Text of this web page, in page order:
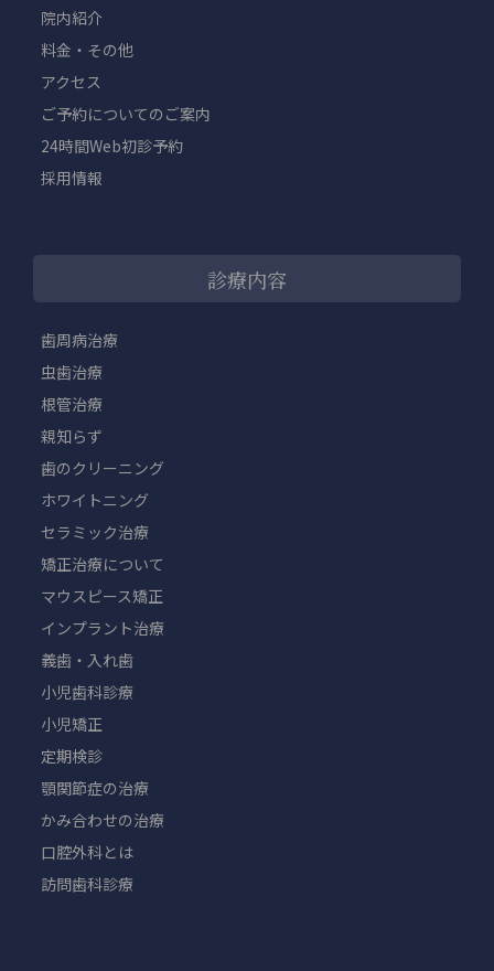
院内紹介
料金・その他
アクセス
ご予約についてのご案内
24時間Web初診予約
採用情報
診療内容
歯周病治療
虫歯治療
根管治療
親知らず
歯のクリーニング
ホワイトニング
セラミック治療
矯正治療について
マウスピース矯正
インプラント治療
義歯・入れ歯
小児歯科診療
小児矯正
定期検診
顎関節症の治療
かみ合わせの治療
口腔外科とは
訪問歯科診療